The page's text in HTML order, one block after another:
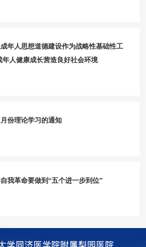
年人思想道德建设作为战略性基础性工
年人健康成长营造良好社会环境
份理论学习的通知
我革命要做到“五个进一步到位”